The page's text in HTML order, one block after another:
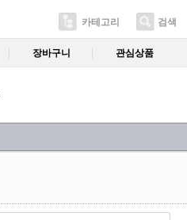
카테고리 검색
장바구니 관심상품